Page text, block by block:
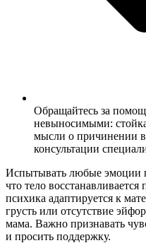
Обращайтесь за
невыносимыми:
мысли о причинении
консультации
Испытывать любые эмоции
что тело
психика адаптируется к
грусть или отсутствие
мама. Важно признавать
и просить поддержку.